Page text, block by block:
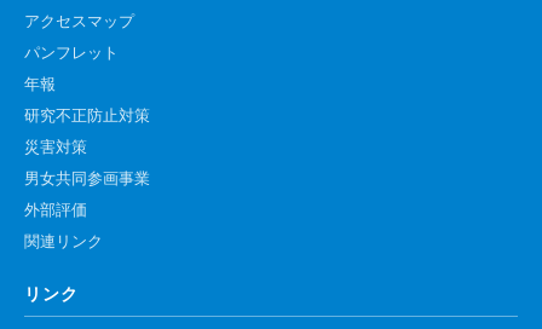
In situ hybridization
キャピラリーシーケンス
予 約
共通機器予約
カンファレンス・ルーム予約
アクセスマップ
パンフレット
年報
研究不正防止対策
災害対策
男女共同参画事業
外部評価
関連リンク
リンク